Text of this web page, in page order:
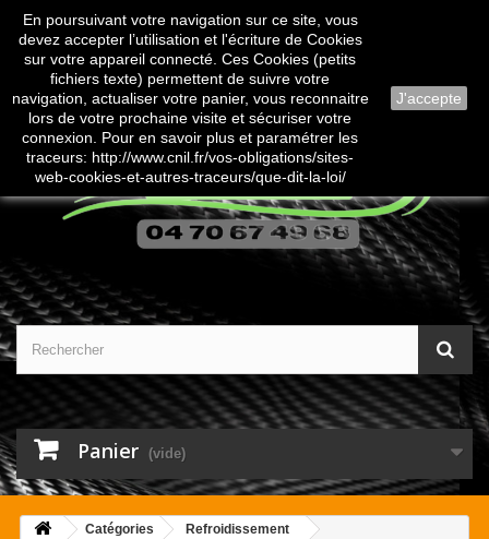
Contactez-nous
Panier (vide)
Catégories
Refroidissement
En poursuivant votre navigation sur ce site, vous
devez accepter l’utilisation et l'écriture de Cookies
sur votre appareil connecté. Ces Cookies (petits
fichiers texte) permettent de suivre votre
navigation, actualiser votre panier, vous reconnaitre
lors de votre prochaine visite et sécuriser votre
connexion. Pour en savoir plus et paramétrer les
traceurs: http://www.cnil.fr/vos-obligations/sites-
web-cookies-et-autres-traceurs/que-dit-la-loi/
J'accepte